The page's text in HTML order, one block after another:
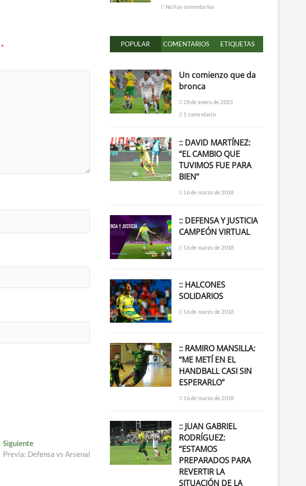
*
SiguienteEntrada
siguiente:
Previa: Defensa vs Arsenal
No hay comentarios
POPULAR COMENTARIOS ETIQUETAS
Un comienzo que da
bronca
28 de enero de 2023
1 comentario
:: DAVID MARTÍNEZ:
“EL CAMBIO QUE
TUVIMOS FUE PARA
BIEN”
16 de marzo de 2018
:: DEFENSA Y JUSTICIA
CAMPEÓN VIRTUAL
16 de marzo de 2018
:: HALCONES
SOLIDARIOS
16 de marzo de 2018
:: RAMIRO MANSILLA:
“ME METÍ EN EL
HANDBALL CASI SIN
ESPERARLO”
16 de marzo de 2018
:: JUAN GABRIEL
RODRÍGUEZ:
“ESTAMOS
PREPARADOS PARA
REVERTIR LA
SITUACIÓN DE LA